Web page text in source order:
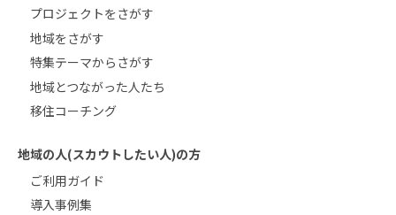
プロジェクトをさがす
地域をさがす
特集テーマからさがす
地域とつながった人たち
移住コーチング
地域の人(スカウトしたい人)の方
ご利用ガイド
導入事例集